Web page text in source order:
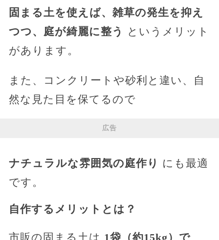
固まる土を使えば、雑草の発生を抑え
つつ、庭が綺麗に整う
というメリット
があります。
また、コンクリートや砂利と違い、自
然な見た目を保てるので
広告
ナチュラルな雰囲気の庭作り にも最適
です。
自作するメリットとは？
市販の固まる土は 1袋（約15kg）で